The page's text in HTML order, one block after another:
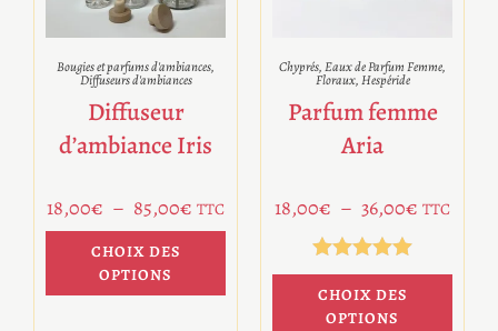
Bougies et parfums d'ambiances,
Diffuseurs d'ambiances
Diffuseur
d’ambiance Iris
18,00€ – 85,00€ TTC
CHOIX DES
OPTIONS
Chyprés,Eaux de Parfum Femme,
Floraux,Hespéride
Parfum femme
Aria
18,00€ – 36,00€ TTC
Note5.00
sur 5
CHOIX DES
OPTIONS